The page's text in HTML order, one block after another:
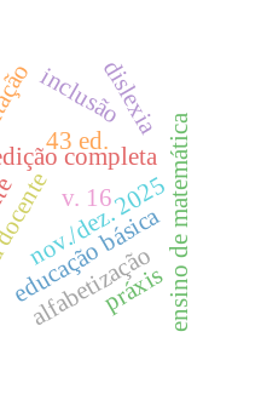
completa
v. 16
nov./dez. 2025
43 ed. ensino de matemática
educação básica
inclusão
alfabetização
práxis
dislexia